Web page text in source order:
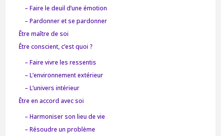
– Faire le deuil d’une émotion
– Pardonner et se pardonner
Être maître de soi
Être conscient, c’est quoi ?
– Faire vivre les ressentis
– L’environnement extérieur
– L’univers intérieur
Être en accord avec soi
– Harmoniser son lieu de vie
– Résoudre un problème